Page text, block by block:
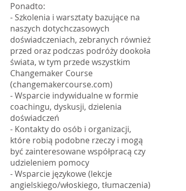
Ponadto:
- Szkolenia i warsztaty bazujące na
naszych dotychczasowych
doświadczeniach, zebranych również
przed oraz podczas podróży dookoła
świata, w tym przede wszystkim
Changemaker Course
(changemakercourse.com)
- Wsparcie indywidualne w formie
coachingu, dyskusji, dzielenia
doświadczeń
- Kontakty do osób i organizacji,
które robią podobne rzeczy i mogą
być zainteresowane współpracą czy
udzieleniem pomocy
- Wsparcie językowe (lekcje
angielskiego/włoskiego, tłumaczenia)